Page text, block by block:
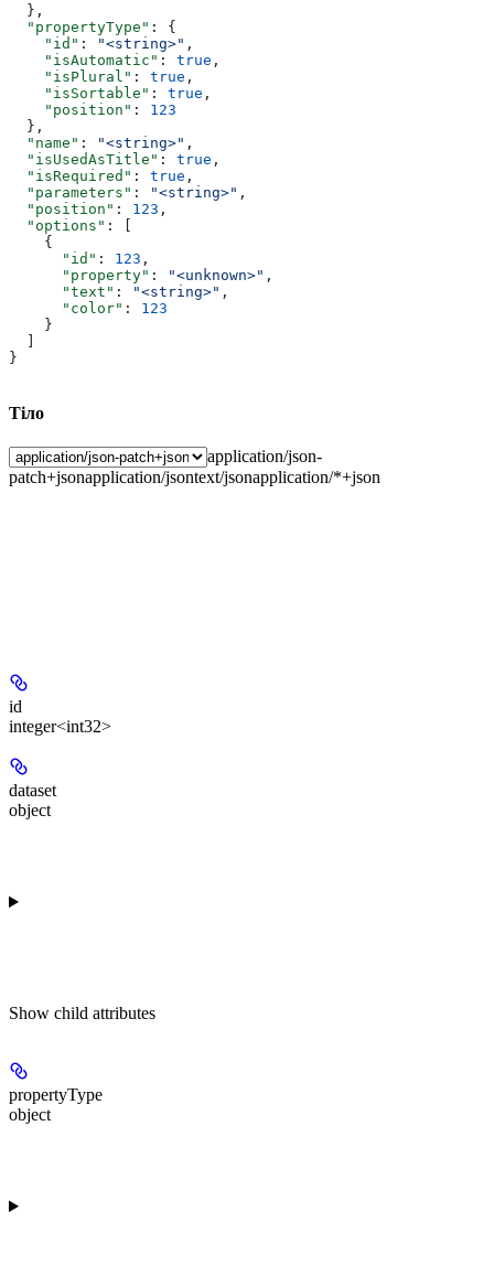
  },
  "propertyType"
: {
    "id"
: "<string>" ,
    "isAutomatic"
: true ,
    "isPlural"
: true ,
    "isSortable"
: true ,
    "position"
: 123
  },
  "name"
: "<string>" ,
  "isUsedAsTitle"
: true ,
  "isRequired"
: true ,
  "parameters"
: "<string>" ,
  "position"
: 123 ,
  "options"
: [
    {
      "id"
: 123 ,
      "property"
: "<unknown>" ,
      "text"
: "<string>" ,
      "color"
: 123
    }
}
Тіло
application/json-
patch+jsonapplication/jsontext/jsonapplication/*+json
id
integer<int32>
dataset
object
Show child attributes
propertyType
object